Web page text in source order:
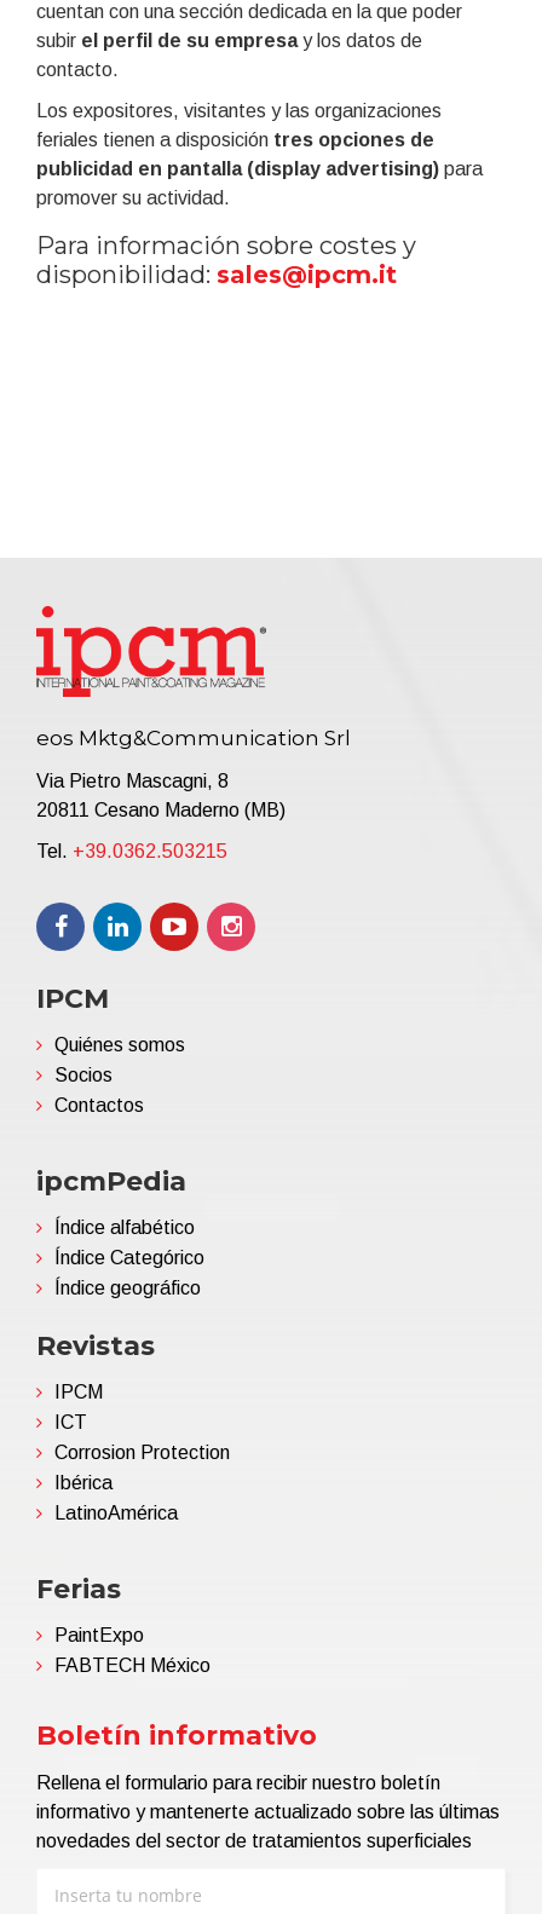
cuentan con una sección dedicada en la que poder
subir el perfil de su empresay los datos de
contacto.
Los expositores, visitantes y las organizaciones
feriales tienen a disposición tres opciones de
publicidad en pantalla (display advertising) para
promover su actividad.
Para información sobre costes y
disponibilidad: sales@ipcm.it
eos Mktg&Communication Srl
Via Pietro Mascagni, 8
20811 Cesano Maderno (MB)
Tel. +39.0362.503215
IPCM
Quiénes somos
Socios
Contactos
ipcmPedia
Índice alfabético
Índice Categórico
Índice geográfico
Revistas
IPCM
ICT
Corrosion Protection
Ibérica
LatinoAmérica
Ferias
PaintExpo
FABTECH México
Boletín informativo
Rellena el formulario para recibir nuestro boletín
informativo y mantenerte actualizado sobre las últimas
novedades del sector de tratamientos superficiales